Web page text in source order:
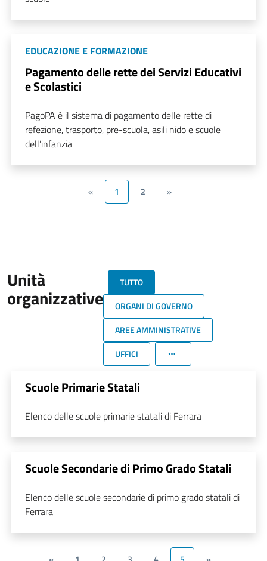
EDUCAZIONE E FORMAZIONE
Pagamento delle rette dei Servizi Educativi
e Scolastici
PagoPA è il sistema di pagamento delle rette di
refezione, trasporto, pre-scuola, asili nido e scuole
dell’infanzia
« 1 2 »
Unità
organizzative
TUTTO
ORGANI DI GOVERNO
AREE AMMINISTRATIVE
UFFICI
Scuole Primarie Statali
Elenco delle scuole primarie statali di Ferrara
Scuole Secondarie di Primo Grado Statali
Elenco delle scuole secondarie di primo grado statali di
Ferrara